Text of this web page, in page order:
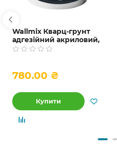
Wallmix Кварц-грунт
адгезійний акриловий,
10 л
780.00 ₴
Купити